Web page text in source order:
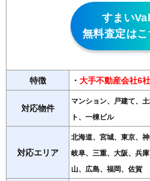
すまい
無料査定は
特徴 ・ 大手不動産会社6
対応物件
マンション、戸建て、
ト、一棟ビル
対応エリア
北海道、宮城、東京、
岐阜、三重、大阪、兵
山、広島、福岡、佐賀